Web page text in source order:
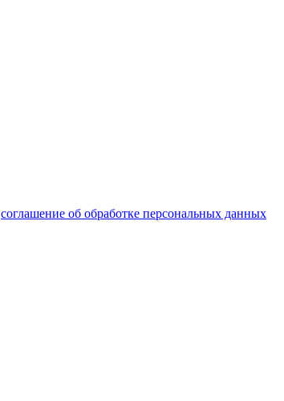
соглашение об обработке персональных данных